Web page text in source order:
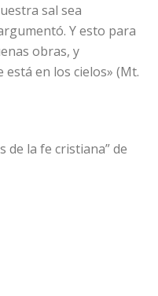
sal sea
Y esto para
obras, y
en los cielos» (Mt.
de la fe cristiana” de